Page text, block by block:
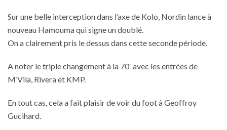
Sur une belle interception dans l’axe de Kolo, Nordin lance à
nouveau Hamouma qui signe un doublé.
On a clairement pris le dessus dans cette seconde période.
A noter le triple changement à la 70′ avec les entrées de
M’Vila, Rivera et KMP.
En tout cas, cela a fait plaisir de voir du foot à Geoffroy
Gucihard.